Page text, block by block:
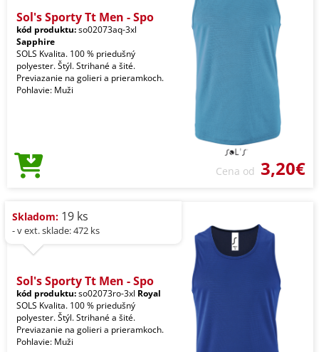
Sol's Sporty Tt Men - Spo
kód produktu:so02073aq-3xl
Sapphire
SOLS Kvalita. 100 % priedušný
polyester. Štýl. Strihané a šité.
Previazanie na golieri a prieramkoch.
Pohlavie: Muži
Cena od 3,20€
Skladom: 19 ks
- v ext. sklade: 472 ks
Sol's Sporty Tt Men - Spo
kód produktu:so02073ro-3xl Royal
SOLS Kvalita. 100 % priedušný
polyester. Štýl. Strihané a šité.
Previazanie na golieri a prieramkoch.
Pohlavie: Muži